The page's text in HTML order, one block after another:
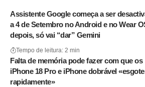
Assistente Google começa a ser
a 4 de Setembro no Android e no Wear
depois, só vai “dar” Gemini
Tempo de leitura: 2 min
Falta de memória pode fazer com que os
iPhone 18 Pro e iPhone dobrável
rapidamente»